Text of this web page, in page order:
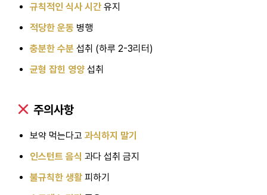
규칙적인 식사 시간 유지
적당한 운동 병행
충분한 수분 섭취 (하루 2-3리터)
균형 잡힌 영양 섭취
주의사항
보약 먹는다고과식하지 말기
인스턴트 음식 과다 섭취 금지
불규칙한 생활 피하기